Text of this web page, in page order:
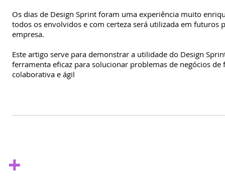
Os dias de Design Sprint foram uma experiência muito
todos os envolvidos e com certeza será utilizada em futuros
empresa.
Este artigo serve para demonstrar a utilidade do Design
ferramenta eficaz para solucionar problemas de negócios de
colaborativa e ágil
+